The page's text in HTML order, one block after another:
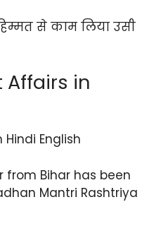
से काम लिया उसी
Affairs in
English
from Bihar has been
Mantri Rashtriya